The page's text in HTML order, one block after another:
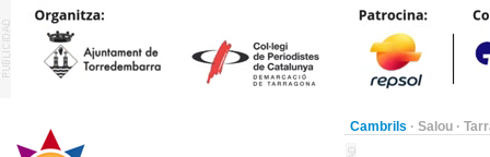
Cambrils · Salou ·